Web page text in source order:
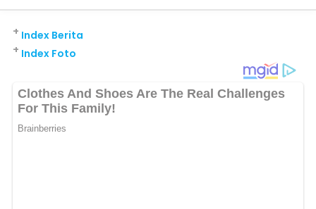
Index Berita
+
Index Foto
+